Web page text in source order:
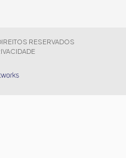
RESERVADOS